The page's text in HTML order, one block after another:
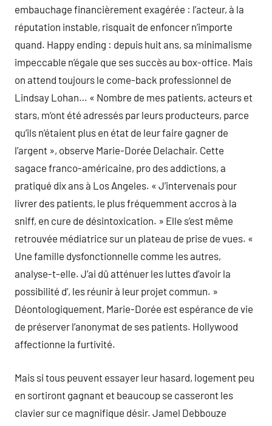
embauchage financièrement exagérée : l’acteur, à la
réputation instable, risquait de enfoncer n’importe
quand. Happy ending : depuis huit ans, sa minimalisme
impeccable n’égale que ses succès au box-office. Mais
on attend toujours le come-back professionnel de
Lindsay Lohan… « Nombre de mes patients, acteurs et
stars, m’ont été adressés par leurs producteurs, parce
qu’ils n’étaient plus en état de leur faire gagner de
l’argent », observe Marie-Dorée Delachair. Cette
sagace franco-américaine, pro des addictions, a
pratiqué dix ans à Los Angeles. « J’intervenais pour
livrer des patients, le plus fréquemment accros à la
sniff, en cure de désintoxication. » Elle s’est même
retrouvée médiatrice sur un plateau de prise de vues. «
Une famille dysfonctionnelle comme les autres,
analyse-t-elle. J’ai dû atténuer les luttes d’avoir la
possibilité d’, les réunir à leur projet commun. »
Déontologiquement, Marie-Dorée est espérance de vie
de préserver l’anonymat de ses patients. Hollywood
affectionne la furtivité.
Mais si tous peuvent essayer leur hasard, logement peu
en sortiront gagnant et beaucoup se casseront les
clavier sur ce magnifique désir. Jamel Debbouze